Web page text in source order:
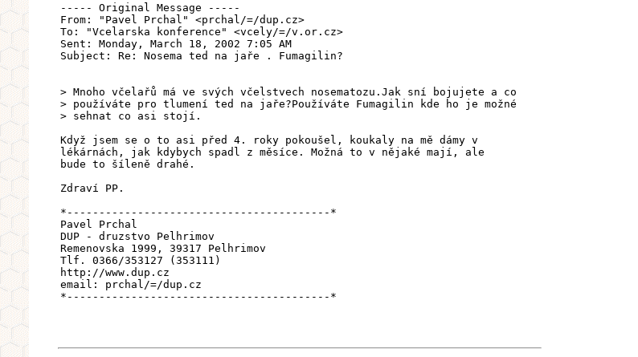
----- Original Message -----
From: "Pavel Prchal" <prchal/=/dup.cz>
To: "Vcelarska konference" <vcely/=/v.or.cz>
Sent: Monday, March 18, 2002 7:05 AM
Subject: Re: Nosema ted na jaře . Fumagilin?
> Mnoho včelařů má ve svých včelstvech nosematozu.Jak sní bojujete a co
> používáte pro tlumení ted na jaře?Používáte Fumagilin kde ho je možné
> sehnat co asi stojí.
Když jsem se o to asi před 4. roky pokoušel, koukaly na mě dámy v
lékárnách, jak kdybych spadl z měsíce. Možná to v nějaké mají, ale
bude to šíleně drahé.
Zdraví PP.
*-----------------------------------------*
Pavel Prchal
DUP - druzstvo Pelhrimov
Remenovska 1999, 39317 Pelhrimov
Tlf. 0366/353127 (353111)
http://www.dup.cz
email: prchal/=/dup.cz
*-----------------------------------------*